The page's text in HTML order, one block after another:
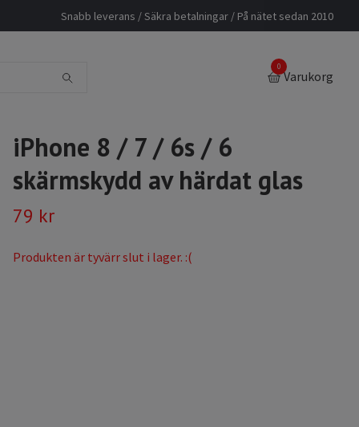
Snabb leverans / Säkra betalningar / På nätet sedan 2010
0
Varukorg
iPhone 8 / 7 / 6s / 6
skärmskydd av härdat glas
79 kr
Produkten är tyvärr slut i lager. :(